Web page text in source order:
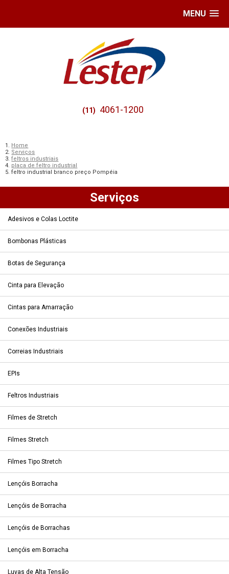
MENU
(11) 4061-1200
Home
Serviços
feltros industriais
placa de feltro industrial
feltro industrial branco preço Pompéia
Serviços
Adesivos e Colas Loctite
Bombonas Plásticas
Botas de Segurança
Cinta para Elevação
Cintas para Amarração
Conexões Industriais
Correias Industriais
EPIs
Feltros Industriais
Filmes de Stretch
Filmes Stretch
Filmes Tipo Stretch
Lençóis Borracha
Lençóis de Borracha
Lençóis de Borrachas
Lençóis em Borracha
Luvas de Alta Tensão